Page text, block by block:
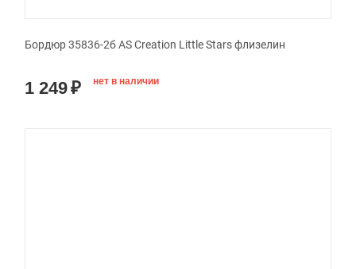
Бордюр 35836-2б AS Creation Little Stars флизелин
1 249₽ нет в наличии